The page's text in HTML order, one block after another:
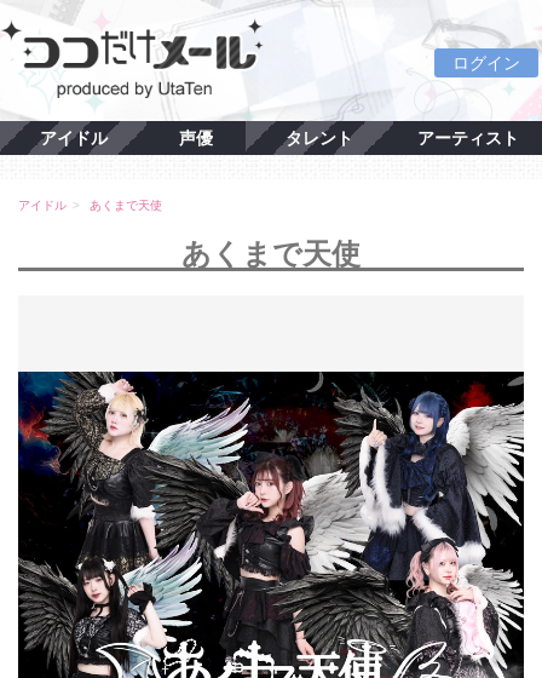
ログイン
アイドル 声優 タレント アーティスト
アイドル あくまで天使
あくまで天使